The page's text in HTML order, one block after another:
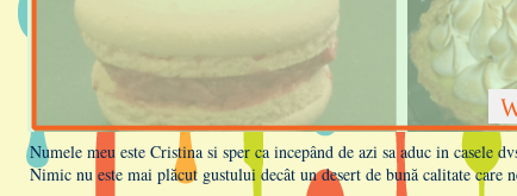
Numele meu este Cristina si sper ca incepând de azi sa aduc in
Nimic nu este mai plăcut gustului decât un desert de bună calitate care